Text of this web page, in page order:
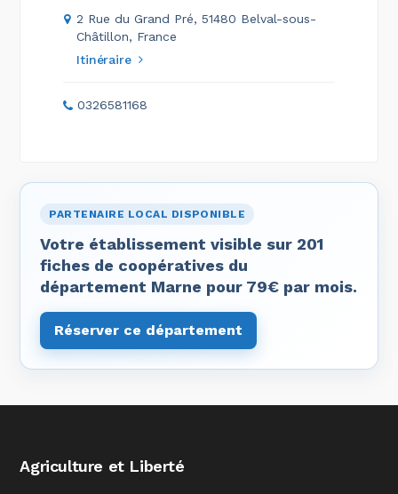
2 Rue du Grand Pré, 51480 Belval-sous-
Châtillon, France
Itinéraire
0326581168
PARTENAIRE LOCAL DISPONIBLE
Votre établissement visible sur 201
fiches de coopératives du
département Marne pour 79€ par mois.
Réserver ce département
Agriculture et Liberté